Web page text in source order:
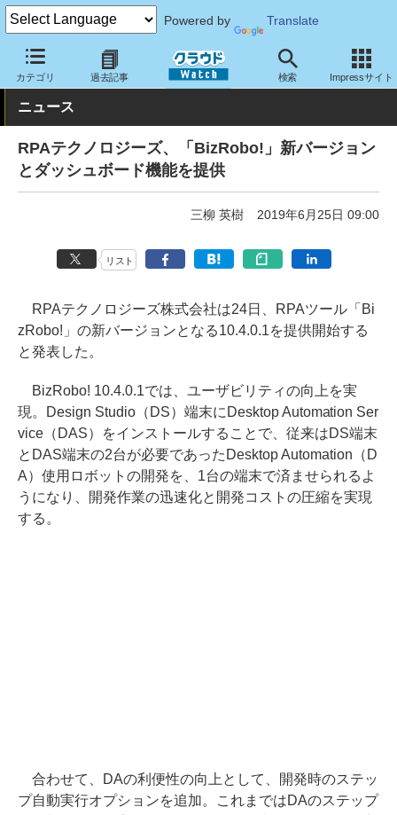
Powered by Translate
カテゴリ 過去記事 検索 Impressサイト
クラウド Watch サービス・ソフト ソフトウェア 開発関連
ニュース
RPAテクノロジーズ、「BizRobo!」新バージョン
とダッシュボード機能を提供
三柳 英樹 2019年6月25日 09:00
リスト
RPAテクノロジーズ株式会社は24日、RPAツール「Bi
zRobo!」の新バージョンとなる10.4.0.1を提供開始する
と発表した。
BizRobo! 10.4.0.1では、ユーザビリティの向上を実
現。Design Studio（DS）端末にDesktop Automation Ser
vice（DAS）をインストールすることで、従来はDS端末
とDAS端末の2台が必要であったDesktop Automation（D
A）使用ロボットの開発を、1台の端末で済ませられるよ
うになり、開発作業の迅速化と開発コストの圧縮を実現
する。
合わせて、DAの利便性の向上として、開発時のステッ
プ自動実行オプションを追加。これまではDAのステップ